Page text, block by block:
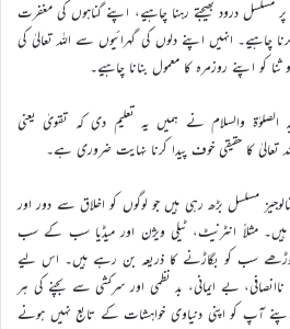
مسلسل درود بھیجتے رہنا چاہیے، اپنے گناہوں کی مغفرت
چاہیے۔ انہیں اپنے دلوں کی گہرائیوں سے اللہ تعالیٰ کی
ثنا کو اپنے روزمرہ کا معمول بنانا چاہیے۔
الصلوٰۃ والسلام نے ہمیں یہ تعلیم دی کہ تقویٰ یعنی
تعالیٰ کا حقیقی خوف پیدا کرنا نہایت ضروری ہے۔
مسلسل بڑھ رہی ہیں جو لوگوں کو اخلاق سے دور اور
مثلاً انٹرنیٹ، ٹیلی ویژن اور میڈیا سب کے سب
سب کو بگاڑنے کا ذریعہ بن رہے ہیں۔ اس لیے
ناانصافی، بے ایمانی، بد نظمی اور سرکشی سے بچنے کی ہر
آپ کو اپنی دنیاوی خواہشات کے تابع نہیں ہونے